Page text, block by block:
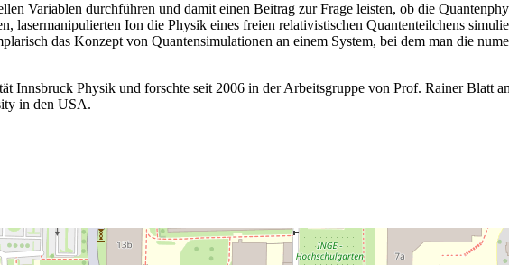
Variablen durchführen und damit einen Beitrag zur Frage leisten, ob die
lasermanipulierten Ion die Physik eines freien relativistischen Quantenteilchens
das Konzept von Quantensimulationen an einem System, bei dem man die
Innsbruck Physik und forschte seit 2006 in der Arbeitsgruppe von Prof. Rainer Blatt
in den USA.